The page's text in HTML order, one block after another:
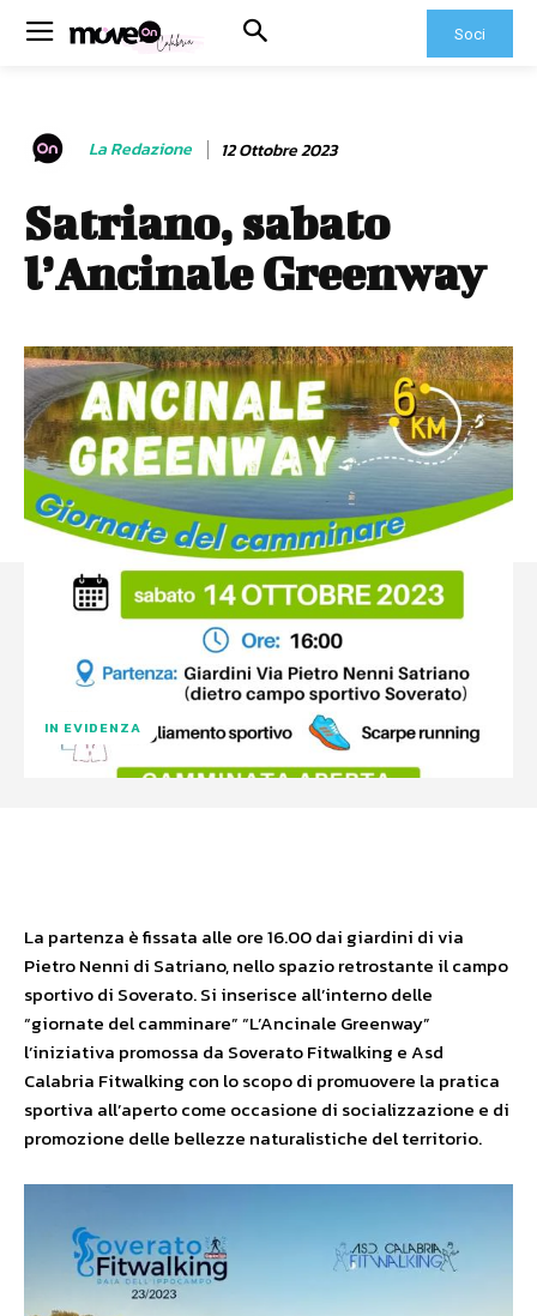
Soci
La Redazione 12 Ottobre 2023
Satriano, sabato
l’Ancinale Greenway
IN EVIDENZA
La partenza è fissata alle ore 16.00 dai giardini di via
Pietro Nenni di Satriano, nello spazio retrostante il campo
sportivo di Soverato. Si inserisce all’interno delle
“giornate del camminare” “L’Ancinale Greenway”
l’iniziativa promossa da Soverato Fitwalking e Asd
Calabria Fitwalking con lo scopo di promuovere la pratica
sportiva all’aperto come occasione di socializzazione e di
promozione delle bellezze naturalistiche del territorio.